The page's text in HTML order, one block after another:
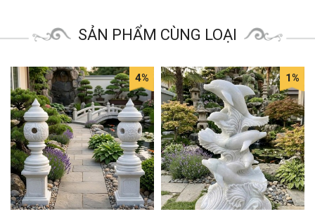
SẢN PHẨM CÙNG LOẠI
4% 1%